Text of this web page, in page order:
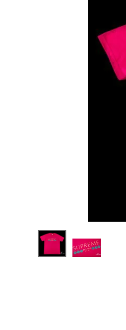
ジャケット・アウター
キャップ・ハット